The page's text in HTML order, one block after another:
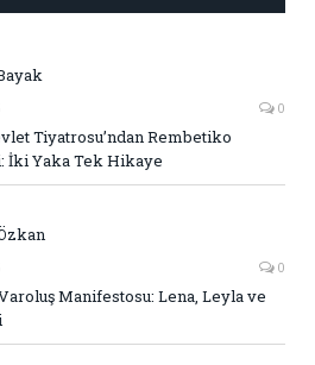
0
Tiyatrosu’ndan Rembetiko
İki Yaka Tek Hikaye
0
Varoluş Manifestosu: Lena, Leyla ve